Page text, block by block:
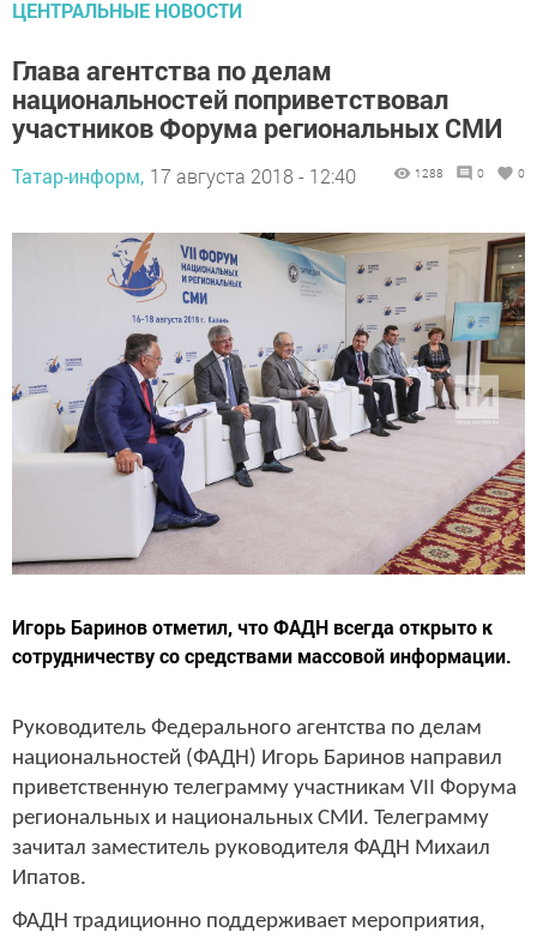
ЦЕНТРАЛЬНЫЕ НОВОСТИ
Глава агентства по делам
национальностей поприветствовал
участников Форума региональных СМИ
Татар-информ, 17 августа 2018 - 12:40 1288 0 0
Игорь Баринов отметил, что ФАДН всегда открыто к
сотрудничеству со средствами массовой информации.
Руководитель Федерального агентства по делам
национальностей (ФАДН) Игорь Баринов направил
приветственную телеграмму участникам VII Форума
региональных и национальных СМИ. Телеграмму
зачитал заместитель руководителя ФАДН Михаил
Ипатов.
ФАДН традиционно поддерживает мероприятия,